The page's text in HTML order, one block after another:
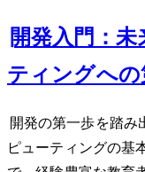
Apple Vision Pro開
ティングへの
Apple Vision Pro開発の第
ピューティングの基本